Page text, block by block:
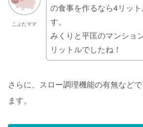
こぶたママ
の食事を作るなら4リッ
す。
みくりと平匡のマンショ
リットルでしたね！
さらに、スロー調理機能の有無など
ます。